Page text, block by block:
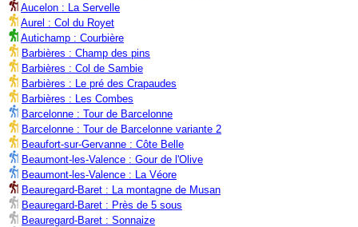
Aucelon : La Servelle
Aurel : Col du Royet
Autichamp : Courbière
Barbières : Champ des pins
Barbières : Col de Sambie
Barbières : Le pré des Crapaudes
Barbières : Les Combes
Barcelonne : Tour de Barcelonne
Barcelonne : Tour de Barcelonne variante 2
Beaufort-sur-Gervanne : Côte Belle
Beaumont-les-Valence : Gour de l'Olive
Beaumont-les-Valence : La Véore
Beauregard-Baret : La montagne de Musan
Beauregard-Baret : Près de 5 sous
Beauregard-Baret : Sonnaize